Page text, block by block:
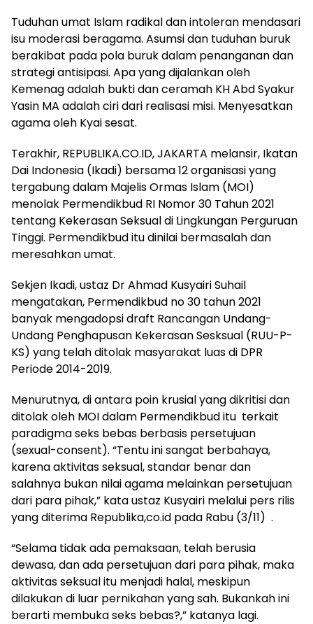
Tuduhan umat Islam radikal dan intoleran mendasari
isu moderasi beragama. Asumsi dan tuduhan buruk
berakibat pada pola buruk dalam penanganan dan
strategi antisipasi. Apa yang dijalankan oleh
Kemenag adalah bukti dan ceramah KH Abd Syakur
Yasin MA adalah ciri dari realisasi misi. Menyesatkan
agama oleh Kyai sesat.
Terakhir, REPUBLIKA.CO.ID, JAKARTA melansir, Ikatan
Dai Indonesia (Ikadi) bersama 12 organisasi yang
tergabung dalam Majelis Ormas Islam (MOI)
menolak Permendikbud RI Nomor 30 Tahun 2021
tentang Kekerasan Seksual di Lingkungan Perguruan
Tinggi. Permendikbud itu dinilai bermasalah dan
meresahkan umat.
Sekjen Ikadi, ustaz Dr Ahmad Kusyairi Suhail
mengatakan, Permendikbud no 30 tahun 2021
banyak mengadopsi draft Rancangan Undang-
Undang Penghapusan Kekerasan Sesksual (RUU-P-
KS) yang telah ditolak masyarakat luas di DPR
Periode 2014-2019.
Menurutnya, di antara poin krusial yang dikritisi dan
ditolak oleh MOI dalam Permendikbud itu terkait
paradigma seks bebas berbasis persetujuan
(sexual-consent). “Tentu ini sangat berbahaya,
karena aktivitas seksual, standar benar dan
salahnya bukan nilai agama melainkan persetujuan
dari para pihak,” kata ustaz Kusyairi melalui pers rilis
yang diterima Republika,co.id pada Rabu (3/11) .
“Selama tidak ada pemaksaan, telah berusia
dewasa, dan ada persetujuan dari para pihak, maka
aktivitas seksual itu menjadi halal, meskipun
dilakukan di luar pernikahan yang sah. Bukankah ini
berarti membuka seks bebas?,” katanya lagi.